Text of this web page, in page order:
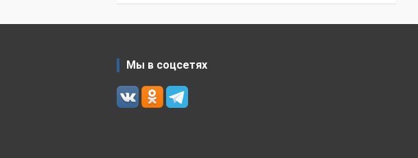
Мы в соцсетях